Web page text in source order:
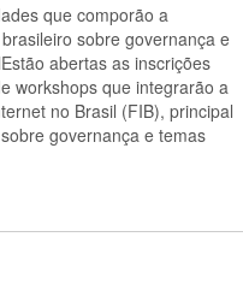
que comporão a
sobre governança e
abertas as inscrições
workshops que integrarão a
no Brasil (FIB), principal
governança e temas